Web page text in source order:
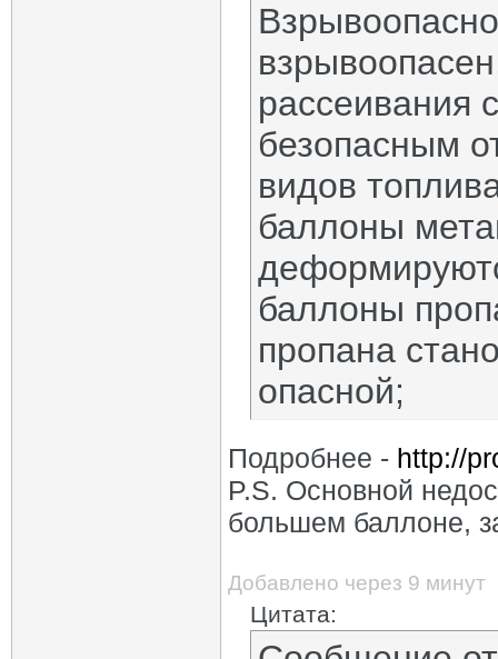
рассеивания
безопасным
видов
баллоны
баллоны
пропана
опасной;
Подробнее - http://
P.S. Основной
большем баллоне,
Добавлено через 9 минут
Цитата: